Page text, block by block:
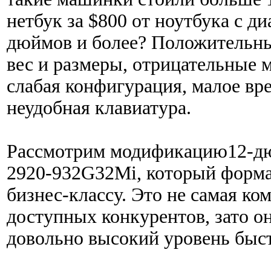
нетбук за $800 от ноутбука с
дюймов и более?
вес и размеры, отрицательные
слабая конфигурация, малое
неудобная клавиатура.
Рассмотрим модификацию12-
2920-932G32Mi, который
бизнес-классу. Это не самая
доступных конкурентов, зато
довольно высокий уровень